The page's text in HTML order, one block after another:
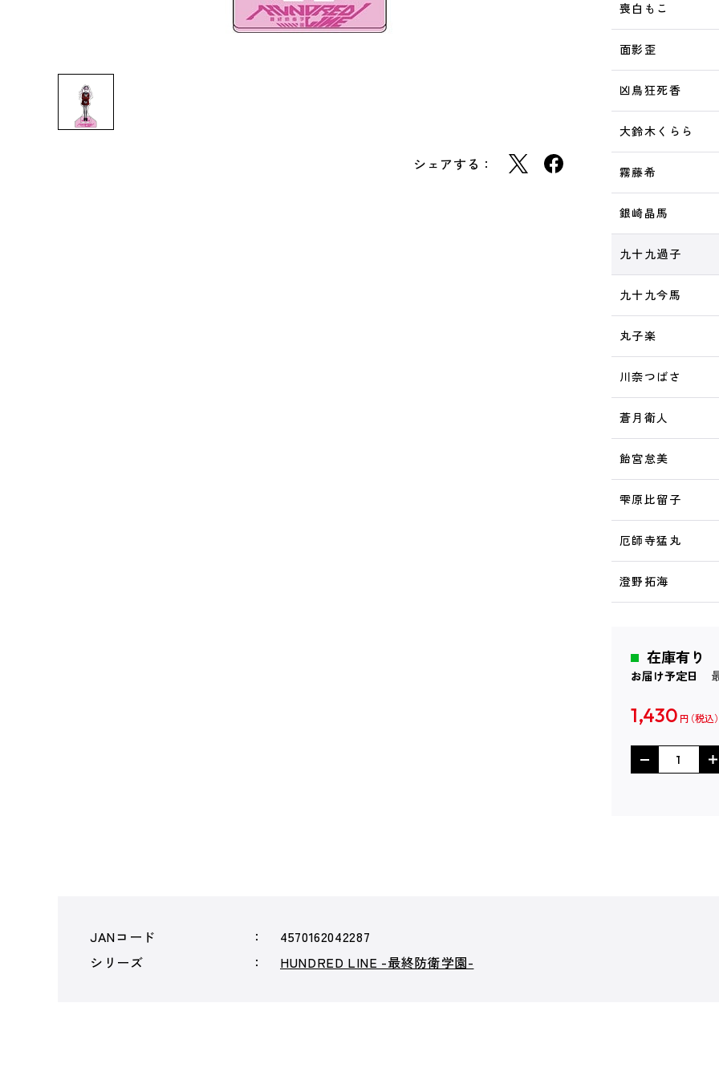
シェアする：
喪白もこ
面影歪
凶鳥狂死香
大鈴木くらら
霧藤希
銀崎晶馬
九十九過子
九十九今馬
丸子楽
川奈つばさ
蒼月衛人
飴宮怠美
雫原比留子
厄師寺猛丸
澄野拓海
在庫有り
お届け予定日
1,430 円
JANコード
4570162042287
シリーズ
HUNDRED LINE -最終防衛学園-